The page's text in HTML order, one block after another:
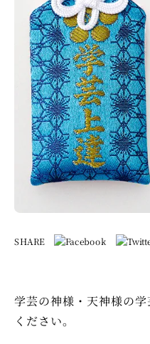
SHARE
学芸の神様・天神様の
ください。